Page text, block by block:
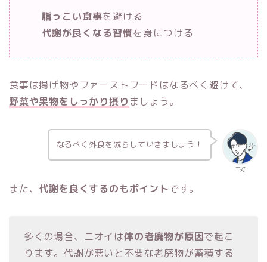
脂っこい食事を避ける
代謝が良くなる習慣を身につける
食事は揚げ物やファーストフードはなるべく避けて、
野菜や果物をしっかり摂り ましょう。
三好
なるべく外食を減らしていきましょう！
また、 代謝を良くするのもポイントです。
多くの場合、ニオイは体の老廃物が原因で起こ
ります。代謝が悪いと不要な老廃物が蓄積する